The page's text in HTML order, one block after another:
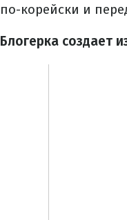
по-корейски и
Блогерка создает